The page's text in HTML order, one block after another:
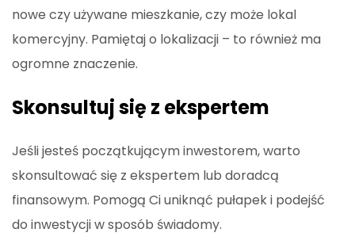
nowe czy używane mieszkanie, czy może lokal
komercyjny. Pamiętaj o lokalizacji – to również ma
ogromne znaczenie.
Skonsultuj się z ekspertem
Jeśli jesteś początkującym inwestorem, warto
skonsultować się z ekspertem lub doradcą
finansowym. Pomogą Ci uniknąć pułapek i podejść
do inwestycji w sposób świadomy.